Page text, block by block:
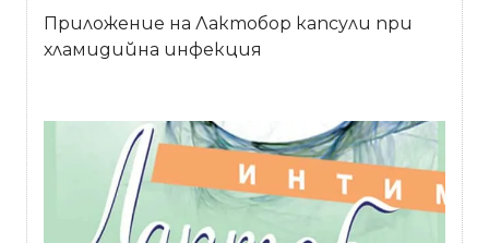
Приложение на Лактобор капсули при
хламидийна инфекция